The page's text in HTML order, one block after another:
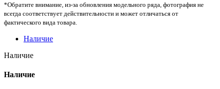
*Обратите внимание, из-за обновления модельного ряда, фотография не
всегда соответствует действительности и может отличаться от
фактического вида товара.
Наличие
Наличие
Наличие